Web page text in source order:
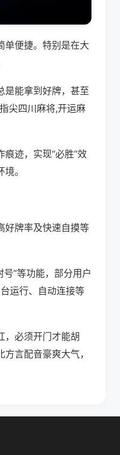
单便捷。特别是在大
是能拿到好牌，甚至
尖四川麻将,开运麻
迹，实现“必胜”效
。
好牌率及快速自摸等
”等功能，部分用户
运行、自动连接等
，必须开门才能胡
言配音豪爽大气，